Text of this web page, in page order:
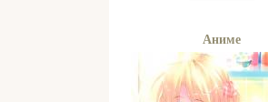
Аниме